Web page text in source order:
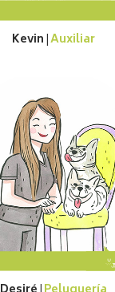
Kevin |Auxiliar
|